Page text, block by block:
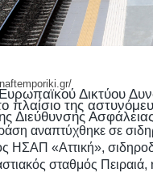
Δικτύου
πλαίσιο της
Διεύθυνσης
αναπτύχθηκε σε
ΗΣΑΠ «Αττική»,
σταθμός Πειραιά,